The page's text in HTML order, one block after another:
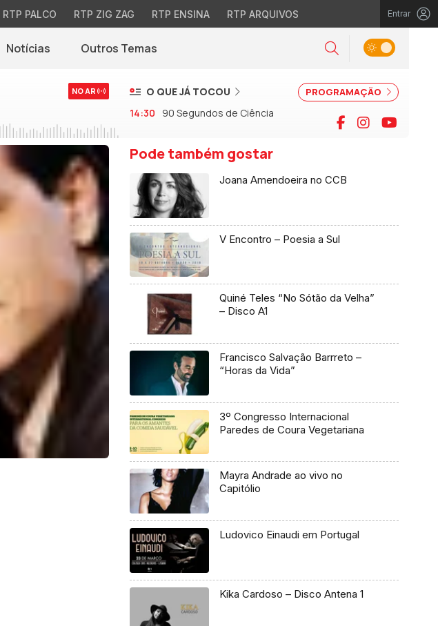
RTP PALCO RTP ZIG ZAG RTP ENSINA RTP ARQUIVOS Entrar
Notícias(abre em nova janela)
Outros Temas Pesquisar
Alternar tema
NO AR PROGRAMAÇÃO
O QUE JÁ TOCOU
14:30
90 Segundos de Ciência Facebook
Instagram
Pode também gostar
Joana Amendoeira no CCB
V Encontro – Poesia a Sul
Quiné Teles “No Sótão da Velha”
– Disco A1
Francisco Salvação Barrreto –
“Horas da Vida”
3º Congresso Internacional
Paredes de Coura Vegetariana
Mayra Andrade ao vivo no
Capitólio
Ludovico Einaudi em Portugal
Kika Cardoso – Disco Antena 1